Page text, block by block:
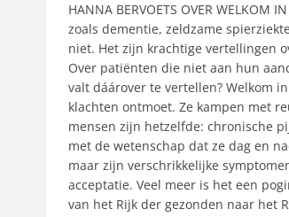
HANNA BERVOETS OVER
zoals dementie, zeldzame
niet. Het zijn krachtige vertellingen
Over patiënten die niet aan hun
valt dáárover te vertellen? Welkom
klachten ontmoet. Ze kampen met
mensen zijn hetzelfde: chronische
met de wetenschap dat ze dag en
maar zijn verschrikkelijke
acceptatie. Veel meer is het een
van het Rijk der gezonden naar het